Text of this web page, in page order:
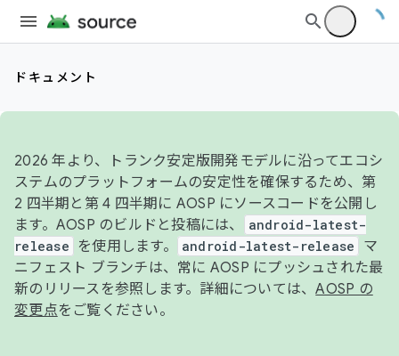
ドキュメント
2026 年より、トランク安定版開発モデルに沿ってエコシ
ステムのプラットフォームの安定性を確保するため、第
2 四半期と第 4 四半期に AOSP にソースコードを公開し
ます。AOSP のビルドと投稿には、
android-latest-
release
を使用します。 android-latest-release
マ
ニフェスト ブランチは、常に AOSP にプッシュされた最
新のリリースを参照します。詳細については、AOSP の
変更点をご覧ください。